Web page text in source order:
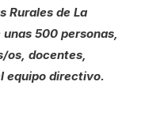
Rurales de La
500 personas,
os, docentes,
equipo directivo.